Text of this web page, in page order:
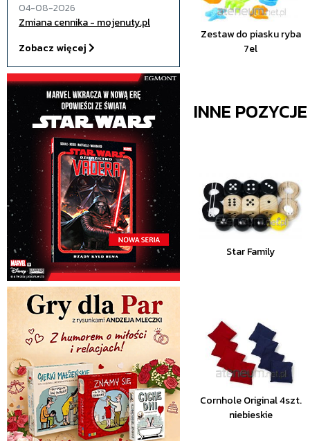
04-08-2026
Zmiana cennika - mojenuty.pl
Zobacz więcej
Zestaw do piasku ryba
7el
INNE
Star Family
Cornhole Original 4szt.
niebieskie